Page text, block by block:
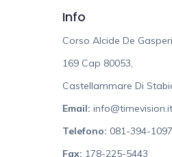
Info
Corso Alcide De
169 Cap 80053,
Castellammare Di
Email: info@timevision.it
Telefono: 081-394-1097
Fax: 178-225-5443